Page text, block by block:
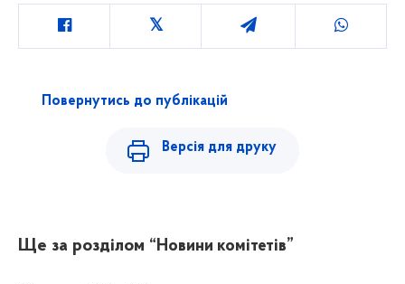
Повернутись до публікацій
Версія для друку
Ще за розділом “Новини комітетів”